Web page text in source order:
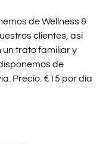
CHECKIN
de Wellness &
clientes, así
trato familiar y
de
Precio: €15 por día